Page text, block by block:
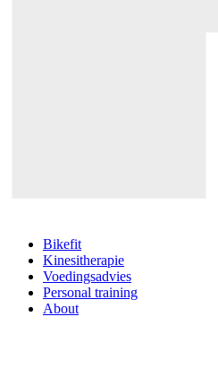
Bikefit
Kinesitherapie
Voedingsadvies
Personal training
About